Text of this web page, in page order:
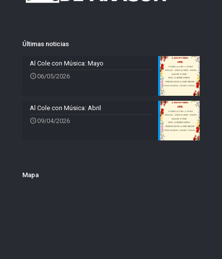
Últimas noticias
Al Cole con Música: Mayo
06/05/2026
Al Cole con Música: Abril
09/04/2026
Mapa